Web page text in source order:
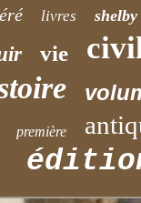
livres shelby
vie
première